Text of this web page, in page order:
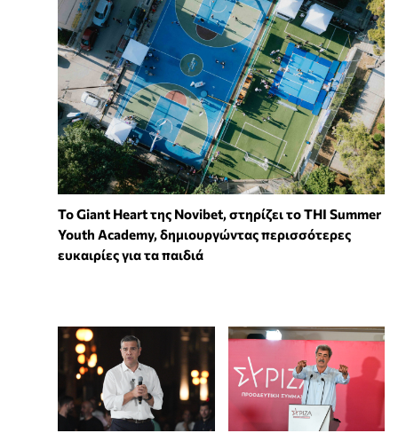
To Giant Heart της Novibet, στηρίζει το THI Summer
Youth Academy, δημιουργώντας περισσότερες
ευκαιρίες για τα παιδιά